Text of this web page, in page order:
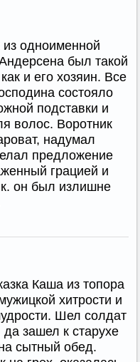
из одноименной
был такой
и его хозяин. Все
состояло
подставки и
волос. Воротник
надумал
предложение
грацией и
он был излишне
Каша из топора
хитрости и
Шел солдат
да зашел к старухе
сытный обед.